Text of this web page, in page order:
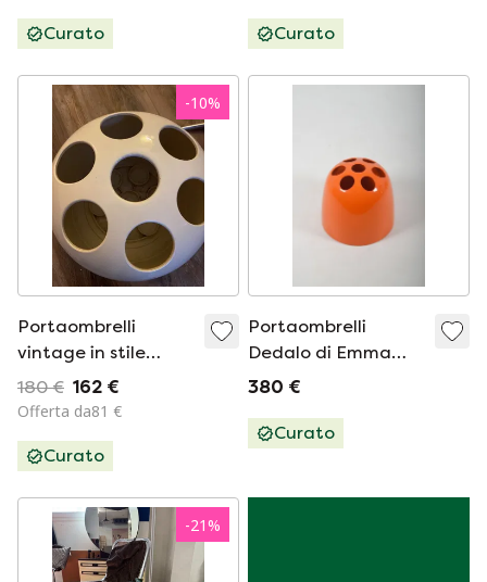
Curato Curato
-10%
Portaombrelli
vintage in stile
spaziale
180 € 162 €
Offerta da81 €
Curato
Portaombrelli
Dedalo di Emma
Gismondi
Artemide, anni
380 €
Curato
-21%